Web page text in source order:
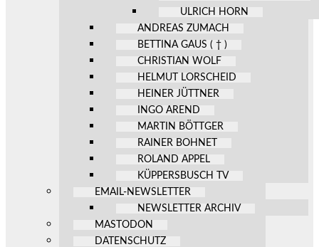
ULRICH HORN
ANDREAS ZUMACH
BETTINA GAUS ( † )
CHRISTIAN WOLF
HELMUT LORSCHEID
HEINER JÜTTNER
INGO AREND
MARTIN BÖTTGER
RAINER BOHNET
ROLAND APPEL
KÜPPERSBUSCH TV
EMAIL-NEWSLETTER
NEWSLETTER ARCHIV
MASTODON
DATENSCHUTZ